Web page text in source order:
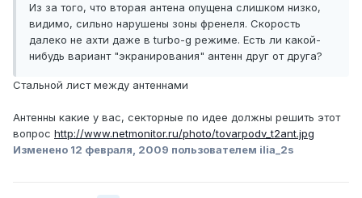
Из за того, что вторая антена опущена слишком низко,
видимо, сильно нарушены зоны френеля. Скорость
далеко не ахти даже в turbo-g режиме. Есть ли какой-
нибудь вариант "экранирования" антенн друг от друга?
Стальной лист между антеннами
Антенны какие у вас, секторные по идее должны решить этот
вопрос http://www.netmonitor.ru/photo/tovarpodv_t2ant.jpg
Изменено 12 февраля, 2009 пользователем ilia_2s